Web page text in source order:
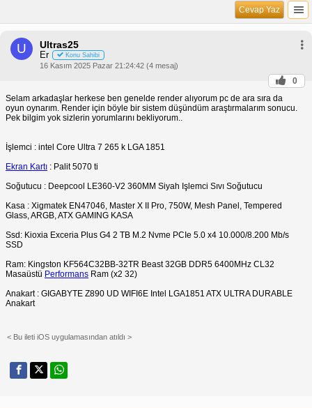
Cevap Yaz
U Ultras25
Er Konu Sahibi
16 Kasım 2025 Pazar 21:24:42 (4 mesaj)
0
Selam arkadaşlar herkese ben genelde render alıyorum pc de ara sıra da
oyun oynarım. Render için böyle bir sistem düşündüm araştırmalarım sonucu.
Pek bilgim yok sizlerin yorumlarını bekliyorum..
İşlemci : intel Core Ultra 7 265 k LGA 1851
Ekran Kartı : Palit 5070 ti
Soğutucu : Deepcool LE360-V2 360MM Siyah Işlemci Sıvı Soğutucu
Kasa : Xigmatek EN47046, Master X II Pro, 750W, Mesh Panel, Tempered
Glass, ARGB, ATX GAMING KASA
Ssd: Kioxia Exceria Plus G4 2 TB M.2 Nvme PCIe 5.0 x4 10.000/8.200 Mb/s
SSD
Ram: Kingston KF564C32BB-32TR Beast 32GB DDR5 6400MHz CL32
Masaüstü Performans Ram (x2 32)
Anakart : GIGABYTE Z890 UD WIFI6E Intel LGA1851 ATX ULTRA DURABLE
Anakart
< Bu ileti iOS uygulamasından atıldı >